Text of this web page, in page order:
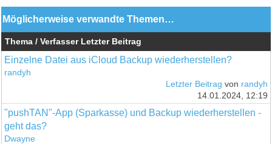
Möglicherweise verwandte Themen…
Thema / Verfasser Letzter Beitrag
Einzelne Datei aus iCloud Backup wiederherstellen?
randyh
Letzter Beitrag von randyh
14.01.2024, 12:19
"pushTAN"-App (Sparkasse) und Backup wiederherstellen -
geht das?
Dwayne